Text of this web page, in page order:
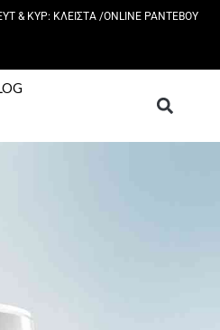
& ΚΥΡ: KΛΕΙΣΤΑ /ONLINE ΡΑΝΤΕΒΟΥ